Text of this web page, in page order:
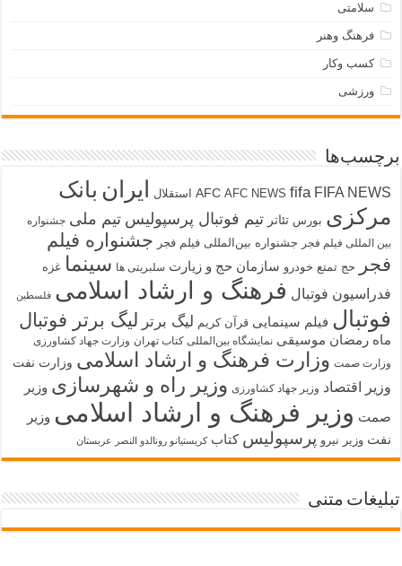
سلامتی
فرهنگ وهنر
کسب وکار
ورزشی
برچسب‌ها
AFC AFC NEWS fifa FIFA NEWS استقلال ایران بانک
مرکزی بورس تئاتر تیم فوتبال پرسپولیس تیم ملی جشنواره
بین المللی فیلم فجر جشنواره بین‌المللی فیلم فجر جشنواره فیلم
فجر
حج تمتع خودرو سازمان حج و زیارت سلبریتی ها سینما غزه
فدراسیون فوتبال فرهنگ و ارشاد اسلامی فلسطین
فوتبال فیلم سینمایی قرآن کریم لیگ برتر لیگ برتر فوتبال
ماه رمضان موسیقی نمایشگاه بین‌المللی کتاب تهران وزارت جهاد کشاورزی
وزارت صمت وزارت فرهنگ و ارشاد اسلامی وزارت نفت
وزیر اقتصاد وزیر جهاد کشاورزی وزیر راه و شهرسازی وزیر
صمت وزیر فرهنگ و ارشاد اسلامی وزیر
نفت وزیر نیرو پرسپولیس کتاب کریستیانو رونالدو النصر عربستان
تبلیغات متنی